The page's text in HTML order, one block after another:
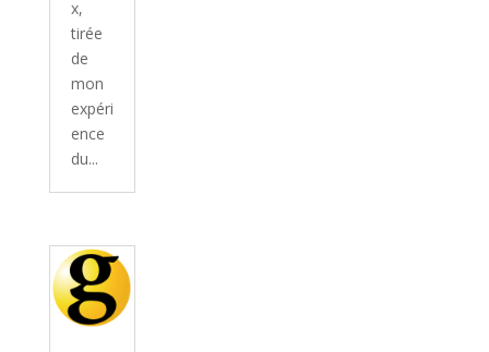
x,
tirée
de
mon
expéri
ence
du...